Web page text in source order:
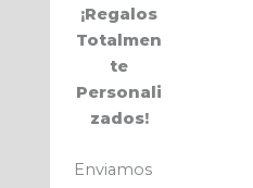
¡Regalos
Totalmen
te
Personali
zados!
Enviamos